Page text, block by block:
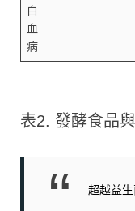
白
血
病
表2. 發酵食品
超越益